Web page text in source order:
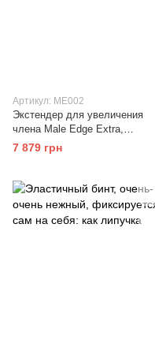
Артикул: ME002
Экстендер для увеличения
члена Male Edge Extra,
ремешковый, масса всего 65 г,
прочный пластик
7 879 грн